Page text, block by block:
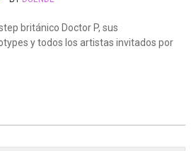
británico Doctor P, sus
y todos los artistas invitados por